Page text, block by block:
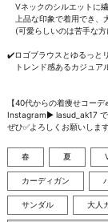
Vネックのシルエットに
上品な印象で着用でき、
(可愛らしいのは苦手な方
✔️ロゴブラウスとゆるっと
トレンド感あるカジュア
【40代からの着痩せコーデ
Instagram▶️ lasud_ak17
ぜひ✅よろしくお願いしま
春 夏
カーディガン
サンダル 大人